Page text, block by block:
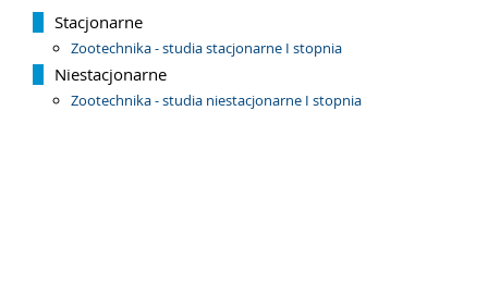
Stacjonarne
Zootechnika - studia stacjonarne I stopnia
Niestacjonarne
Zootechnika - studia niestacjonarne I stopnia